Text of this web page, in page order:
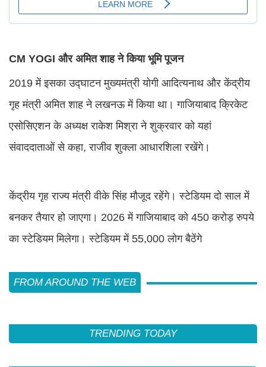
CM YOGI और अमित शाह ने किया भूमि पूजन
2019 में इसका उद्घाटन मुख्यमंत्री योगी आदित्यनाथ और केंद्रीय
गृह मंत्री अमित शाह ने लखनऊ में किया था। गाजियाबाद क्रिकेट
एसोसिएशन के अध्यक्ष राकेश मिश्रा ने शुक्रवार को यहां
संवाददाताओं से कहा, राजीव शुक्ला आधारशिला रखेंगे।
केंद्रीय गृह राज्य मंत्री वीके सिंह मौजूद रहेंगे। स्टेडियम दो साल में
बनकर तैयार हो जाएगा। 2026 में गाजियाबाद को 450 करोड़ रुपये
का स्टेडियम मिलेगा। स्टेडियम में 55,000 लोग बैठेंगे
FROM AROUND THE WEB
TRENDING TODAY